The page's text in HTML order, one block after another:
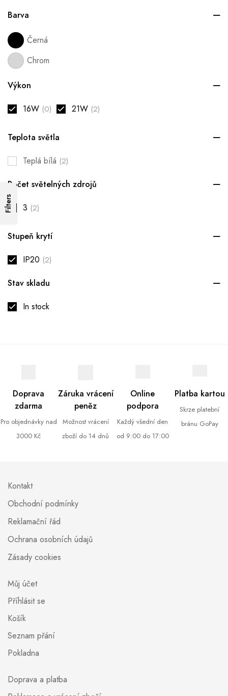
Barva
Černá
Chrom
Výkon
16W (0) 21W (2)
Teplota světla
Teplá bílá (2)
Počet světelných zdrojů
3 (2)
Stupeň krytí
IP20 (2)
Stav skladu
In stock
Filters
Doprava
zdarma
Pro objednávky nad
3000 Kč
Záruka vrácení
peněz
Možnost vrácení
zboží do 14 dnů
Online
podpora
Každý všední den
od 9:00 do 17:00
Platba kartou
Skrze platební
bránu GoPay
Kontakt
Obchodní podmínky
Reklamační řád
Ochrana osobních údajů
Zásady cookies
Můj účet
Příhlásit se
Košík
Seznam přání
Pokladna
Doprava a platba